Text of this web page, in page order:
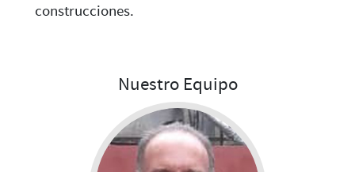
construcciones.
Nuestro Equipo